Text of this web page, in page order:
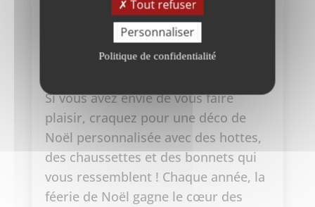
Craquez pour une déco de
Noël personnalisée !
Si vous avez envie de vous faire
plaisir, craquez pour une déco de
Noël personnalisée avec des hottes,
des chaussettes et des bonnets qui
vous ressemblent ! Chaque année, la
féerie de Noël gagne le cœur des
Tout refuser
Personnaliser
Politique de confidentialité